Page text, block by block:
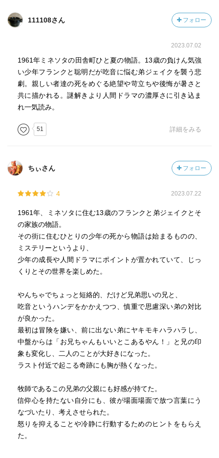
111108さん フォロー
2023.07.02
1961年ミネソタの田舎町ひと夏の物語。13歳の負けん気強
い少年フランクと聡明だが吃音に悩む弟ジェイクを襲う悲
劇。親しい者達の死をめぐる絶望や苛立ちや後悔が暑さと
共に描かれる。謎解きより人間ドラマの濃厚さに引き込ま
れ一気読み。
51 詳細をみる
ちぃさん フォロー
4 2023.07.22
1961年、ミネソタに住む13歳のフランクと弟ジェイクとそ
の家族の物語。
その街に住むひとりの少年の死から物語は始まるものの、
ミステリーというより、
少年の成長や人間ドラマにポイントが置かれていて、じっ
くりとその世界を楽しめた。
やんちゃでちょっと短絡的、だけど兄弟思いの兄と、
吃音というハンデをかかえつつ、慎重で思慮深い弟の対比
が良かった。
最初は冒険を嫌い、前に出ない弟にヤキモキハラハラし、
中盤からは「お兄ちゃんもいいとこあるやん！」と兄の印
象も変化し、二人のことが大好きになった。
ラスト付近で起こる奇跡にも胸が熱くなった。
牧師であるこの兄弟の父親にも好感が持てた。
信仰心を持たない自分にも、彼が場面場面で放つ言葉にう
なづいたり、考えさせられた。
怒りを抑えることや冷静に行動するためのヒントをもらえ
た。